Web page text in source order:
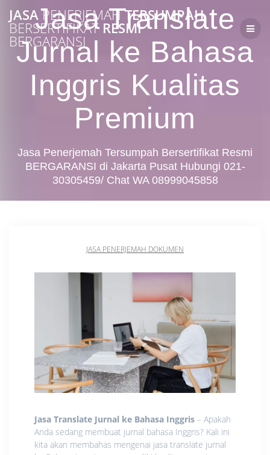
to
content
JASAPENERJEMAHTERSUMPAH
BERSERTIFIKATRESMI
BERGARANSI
Jasa Translate
Jurnal ke Bahasa
Inggris Kualitas
Premium
Jasa Penerjemah Tersumpah Bersertifikat Resmi
BERGARANSI di Jakarta Pusat Hubungi 021-
30305459/ Chat WA 08999045858
JASA PENERJEMAH DOKUMEN
Jasa Translate Jurnal ke Bahasa Inggris – Apakah
Anda sedang membuat jurnal bahasa Inggris? Kali ini
kita akan membahas mengenai jasa translate jurnal